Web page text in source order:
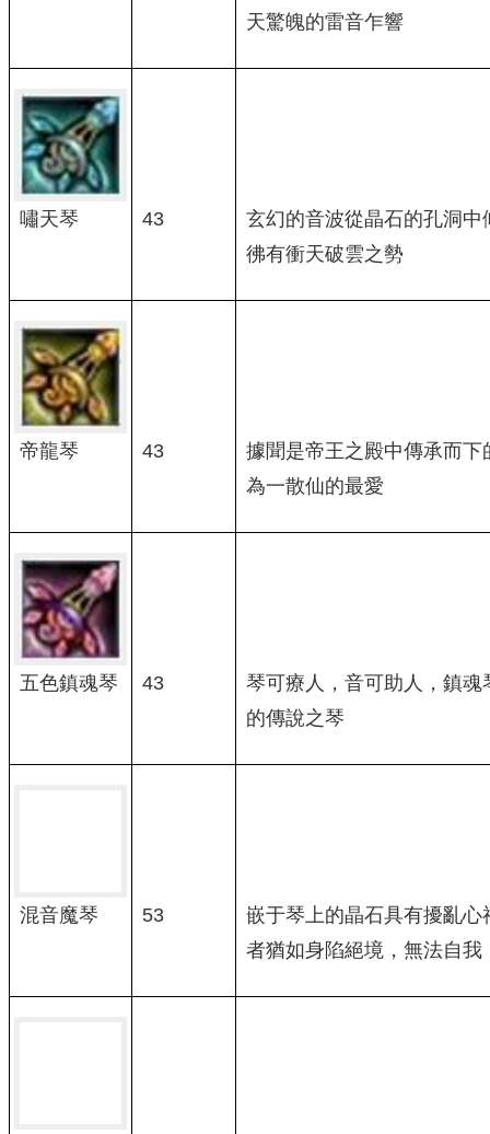
天驚魄的雷音乍響
嘯天琴 43
玄幻的音波從晶石的孔洞中
彿有衝天破雲之勢
帝龍琴 43
據聞是帝王之殿中傳承而下
為一散仙的最愛
五色鎮魂琴 43
琴可療人，音可助人，鎮魂
的傳說之琴
混音魔琴 53
嵌于琴上的晶石具有擾亂心
者猶如身陷絕境，無法自我